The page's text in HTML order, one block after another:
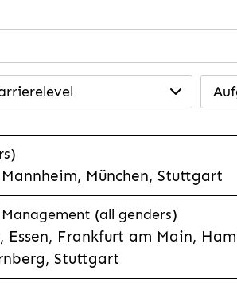
München, Stuttgart
(all genders)
Essen, Frankfurt am Main,
Stuttgart